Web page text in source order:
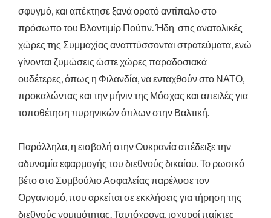
σφυγμό, και απέκτησε ξανά ορατό αντίπαλο στο
πρόσωπο του Βλαντιμίρ Πούτιν. Ήδη στις ανατολικές
χώρες της Συμμαχίας αναπτύσσονται στρατεύματα, ενώ
γίνονται ζυμώσεις ώστε χώρες παραδοσιακά
ουδέτερες, όπως η Φιλανδία, να ενταχθούν στο ΝΑΤΟ,
προκαλώντας και την μήνιν της Μόσχας και απειλές για
τοποθέτηση πυρηνικών όπλων στην Βαλτική.
Παράλληλα, η εισβολή στην Ουκρανία απέδειξε την
αδυναμία εφαρμογής του διεθνούς δικαίου. Το ρωσικό
βέτο στο Συμβούλιο Ασφαλείας παρέλυσε τον
Οργανισμό, που αρκείται σε εκκλήσεις για τήρηση της
διεθνούς νομιμότητας. Ταυτόχρονα, ισχυροί παίκτες